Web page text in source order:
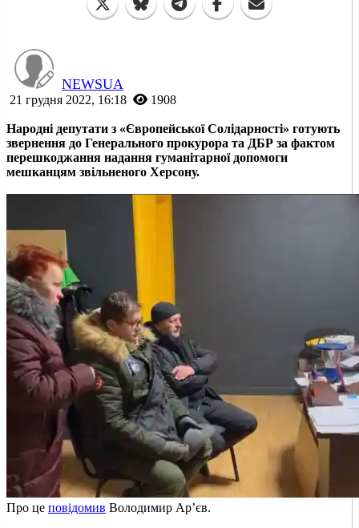
NEWSUA
21 грудня 2022, 16:18 1908
Народні депутати з «Європейської Солідарності» готують
звернення до Генерального прокурора та ДБР за фактом
перешкоджання надання гуманітарної допомоги
мешканцям звільненого Херсону.
Про це повідомив Володимир Ар’єв.